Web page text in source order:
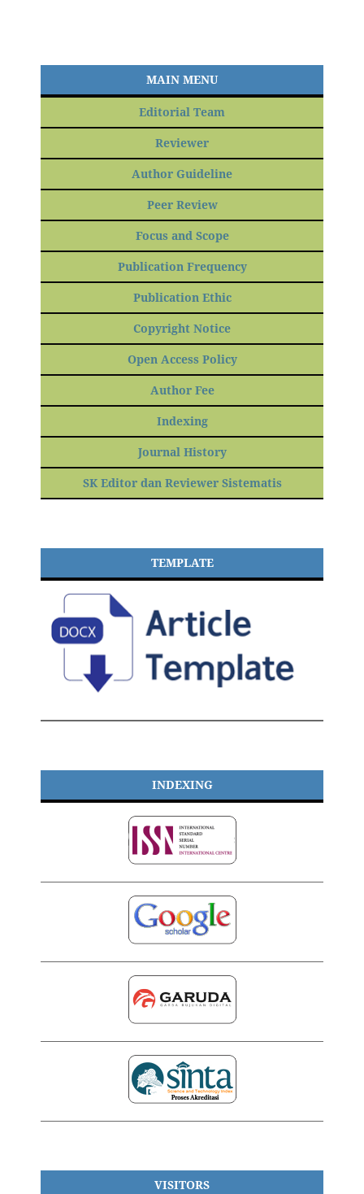
MAIN MENU
Editorial Team
Reviewer
Author Guideline
Peer Review
Focus and Scope
Publication Frequency
Publication Ethic
Copyright Notice
Open Access Policy
Author Fee
Indexing
Journal History
SK Editor dan Reviewer Sistematis
TEMPLATE
INDEXING
VISITORS